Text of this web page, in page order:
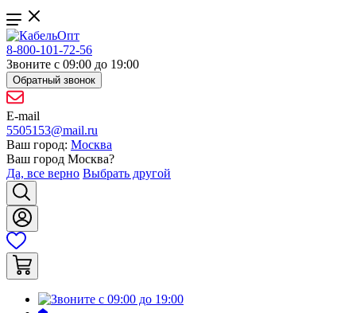
8-800-101-72-56
Звоните с 09:00 до 19:00
Обратный звонок
E-mail
5505153@mail.ru
Ваш город: Москва
Ваш город Москва?
Да, все верно Выбрать другой